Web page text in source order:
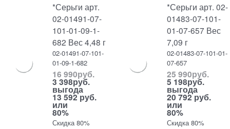
*Серьги арт.
02-01491-07-
101-01-09-1-
682 Вес 4,48 г
02-01491-07-101-
01-09-1-682
16 990руб.
3 398руб.
выгода
13 592 руб.
или
80%
Скидка 80%
*Серьги арт. 02-
01483-07-101-
01-07-657 Вес
7,09 г
02-01483-07-101-01-
07-657
25 990руб.
5 198руб.
выгода
20 792 руб.
или
80%
Скидка 80%